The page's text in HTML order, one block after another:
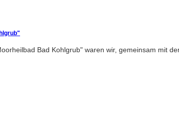
Bad Kohlgrub" waren wir, gemeinsam mit